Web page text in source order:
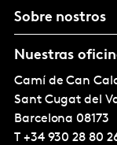
Sobre nostros
Nuestras
Camí de Can
Sant Cugat del
Barcelona 08173
T +34 930 28 80